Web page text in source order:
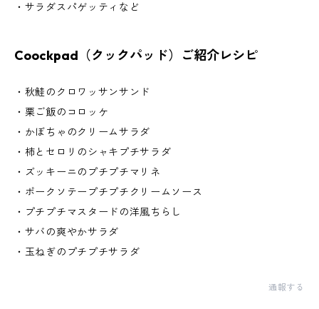
・サラダスパゲッティなど
Coockpad（クックパッド）ご紹介レシピ
・秋鮭のクロワッサンサンド
・栗ご飯のコロッケ
・かぼちゃのクリームサラダ
・柿とセロリのシャキプチサラダ
・ズッキーニのプチプチマリネ
・ポークソテープチプチクリームソース
・プチプチマスタードの洋風ちらし
・サバの爽やかサラダ
・玉ねぎのプチプチサラダ
通報する